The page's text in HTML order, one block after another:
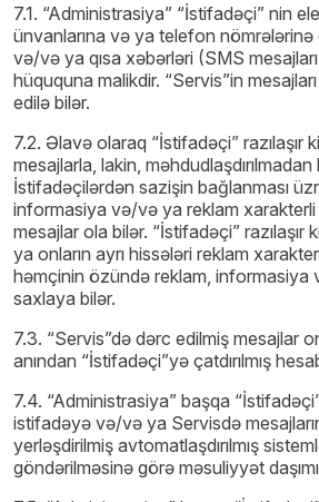
7.1. “Administrasiya” “İstifadəçi” nin
ünvanlarına və ya telefon nömrələrinə
və/və ya qısa xəbərləri (SMS
hüququna malikdir. “Servis”in
edilə bilər.
7.2. Əlavə olaraq “İstifadəçi” razılaşır
mesajlarla, lakin, məhdudlaşdırılmadan
İstifadəçilərdən sazişin bağlanması
informasiya və/və ya reklam
mesajlar ola bilər. “İstifadəçi”
ya onların ayrı hissələri reklam
həmçinin özündə reklam, informasiya
saxlaya bilər.
7.3. “Servis”də dərc edilmiş mesajlar
anından “İstifadəçi”yə çatdırılmış
7.4. “Administrasiya” başqa
istifadəyə və/və ya Servisdə
yerləşdirilmiş avtomatlaşdırılmış
göndərilməsinə görə məsuliyyət